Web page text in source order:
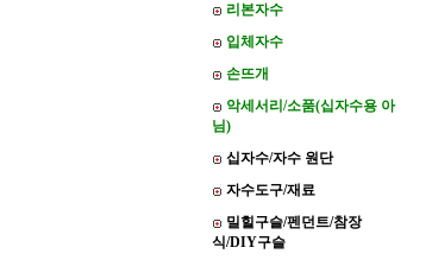
리본자수
입체자수
손뜨개
악세서리/소품(십자수용 아
님)
십자수/자수 원단
자수도구/재료
밀힐구슬/펜던트/참장
식/DIY구슬